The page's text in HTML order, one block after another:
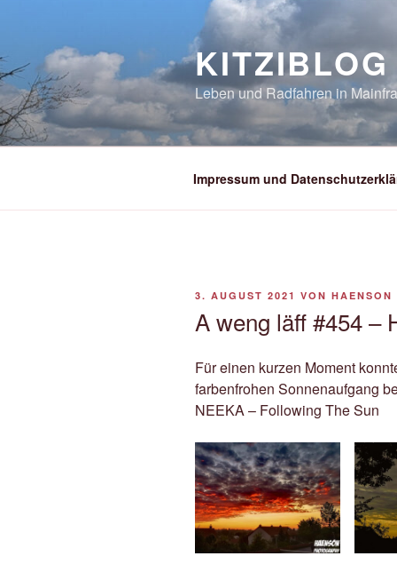
springen
KITZIBLOG
Leben und Radfahren in
Impressum und
VERÖFFENTLICHT
3. AUGUST 2021 VON HAENSON
A weng läff #454 –
Für einen kurzen Moment
farbenfrohen Sonnenaufgang
NEEKA – Following The Sun